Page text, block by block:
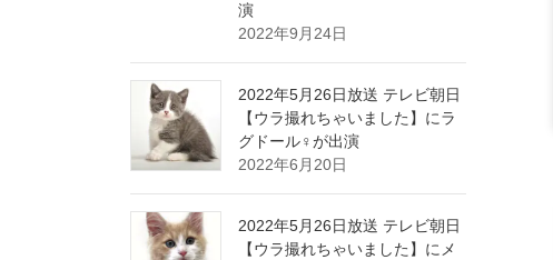
演
2022年9月24日
2022年5月26日放送 テレビ朝日
【ウラ撮れちゃいました】にラ
グドール♀が出演
2022年6月20日
2022年5月26日放送 テレビ朝日
【ウラ撮れちゃいました】にメ